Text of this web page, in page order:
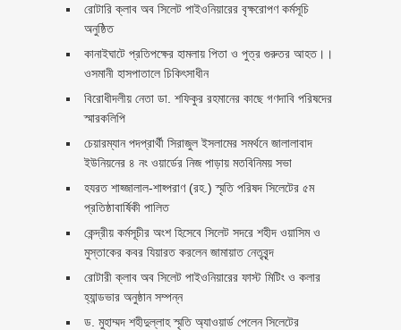
রোটারি ক্লাব অব সিলেট পাইওনিয়ারের বৃক্ষরোপণ কর্মসূচি
অনুষ্ঠিত
কানাইঘাটে প্রতিপক্ষের হামলায় পিতা ও পুত্র গুরুতর আহত।।
ওসমানী হাসপাতালে চিকিৎসাধীন
বিরোধীদলীয় নেতা ডা. শফিকুর রহমানের কাছে গণদাবি পরিষদের
স্মারকলিপি ‎
চেয়ারম্যান পদপ্রার্থী সিরাজুল ইসলামের সমর্থনে জালালাবাদ
ইউনিয়নের ৪ নং ওয়ার্ডের নিজ পাড়ায় মতবিনিময় সভা
হযরত শাহ্জালাল-শাহ্পরাণ (রহ.) স্মৃতি পরিষদ সিলেটের ৫ম
প্রতিষ্ঠাবার্ষিকী পালিত ‎​
কেন্দ্রীয় কর্মসূচীর অংশ হিসেবে সিলেট সদরে শহীদ ওয়াসিম ও
মুস্তাকের কবর যিয়ারত করলেন জামায়াত নেতৃবৃন্দ ‎
রোটারী ক্লাব অব সিলেট পাইওনিয়ারের ফাস্ট মিটিং ও কলার
হ্যান্ডভার অনুষ্ঠান সম্পন্ন
ড. মুহাম্মদ শহীদুল্লাহ স্মৃতি অ্যাওয়ার্ড পেলেন সিলেটের